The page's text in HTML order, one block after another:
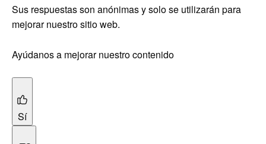
Sus respuestas son anónimas y solo se utilizarán para
mejorar nuestro sitio web.
Ayúdanos a mejorar nuestro contenido
Sí